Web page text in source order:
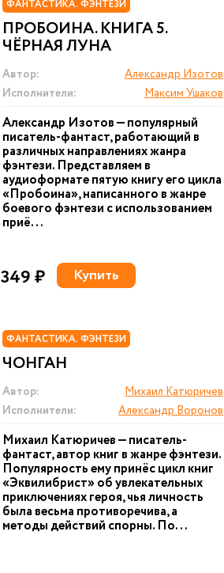
ФАНТАСТИКА. ФЭНТЕЗИ
ПРОБОИНА. КНИГА 5.
ЧЁРНАЯ ЛУНА
Автор:
Александр Изотов
Исполнители:
Максим Ушаков
Александр Изотов — популярный
писатель-фантаст, работающий в
различных направлениях жанра
фэнтези. Представляем в
аудиоформате пятую книгу его цикла
«Пробоина», написанного в жанре
боевого фэнтези с использованием
приё...
349 ₽ Купить
ФАНТАСТИКА. ФЭНТЕЗИ
ЧОНГАН
Автор:
Михаил Катюричев
Исполнители:
Александр Воронов
Михаил Катюричев — писатель-
фантаст, автор книг в жанре фэнтези.
Популярность ему принёс цикл книг
«Эквилибрист» об увлекательных
приключениях героя, чья личность
была весьма противоречива, а
методы действий спорны. По...